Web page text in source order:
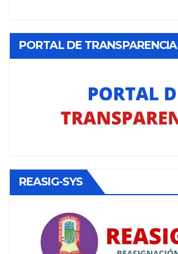
PORTAL DE TRANSPARENCIA
REASIG-SYS